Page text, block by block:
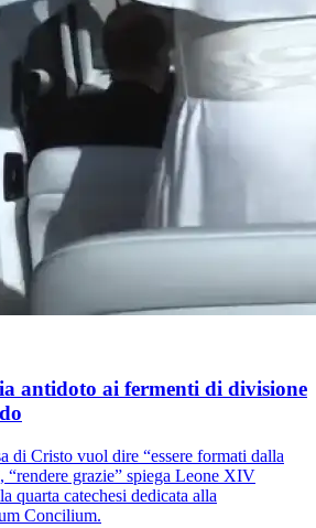
antidoto ai fermenti di divisione
di Cristo vuol dire “essere formati dalla
“rendere grazie” spiega Leone XIV
quarta catechesi dedicata alla
Concilium.